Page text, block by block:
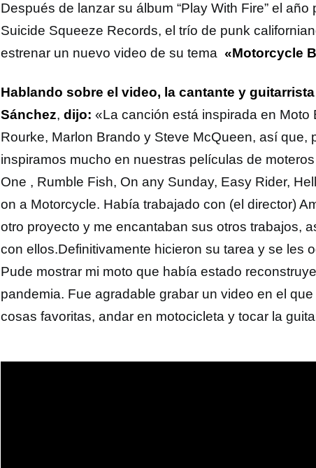
Después de lanzar su álbum “Play With Fire” el
Suicide Squeeze Records, el trío de punk
estrenar un nuevo video de su tema «Motorcycle
Hablando sobre el video, la cantante y
Sánchez, dijo: «La canción está inspirada en Moto
Rourke, Marlon Brando y Steve McQueen, así que,
inspiramos mucho en nuestras películas de
One , Rumble Fish, On any Sunday, Easy Rider,
on a Motorcycle. Había trabajado con (el director)
otro proyecto y me encantaban sus otros trabajos,
con ellos.Definitivamente hicieron su tarea y se les
Pude mostrar mi moto que había estado
pandemia. Fue agradable grabar un video en el
cosas favoritas, andar en motocicleta y tocar la